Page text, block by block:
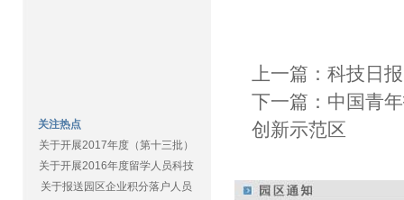
关注热点
关于开展2017年度（第十三批）
关于开展2016年度留学人员科技
关于报送园区企业积分落户人员
上一篇：科技日
下一篇： 中国青
创新示范区